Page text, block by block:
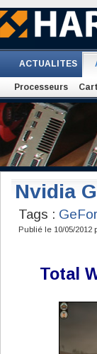
ACTUALITES
Processeurs
Nvidia
Tags :
Publié le 10/05/2012
Total